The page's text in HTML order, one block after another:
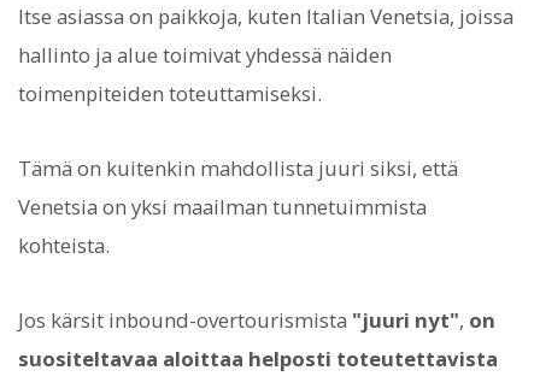
Itse asiassa on paikkoja, kuten Italian Venetsia, joissa
hallinto ja alue toimivat yhdessä näiden
toimenpiteiden toteuttamiseksi.
Tämä on kuitenkin mahdollista juuri siksi, että
Venetsia on yksi maailman tunnetuimmista
kohteista.
Jos kärsit inbound-overtourismista "juuri nyt", on
suositeltavaa aloittaa helposti toteutettavista